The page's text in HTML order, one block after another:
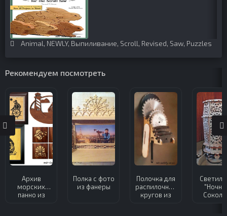
Animal, NEWLY, Выпиливание, Scroll, Revised, Saw, Puzzles
Рекомендуем посмотреть
Архив
морских
панно из
Полка с фото
из фанеры
Полочка для
распилочных
кругов из